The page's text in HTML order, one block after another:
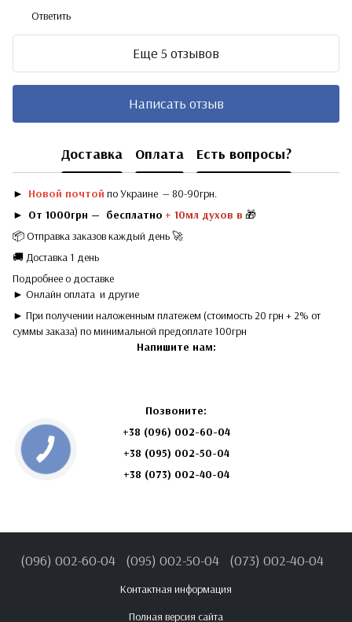
Ответить
Еще 5 отзывов
Написать отзыв
Доставка Оплата Есть вопросы?
► Новой почтой по Украине — 80-90грн.
► От 1000грн — бесплатно + 10мл духов в 🎁
📦 Отправка заказов каждый день 🚀
🚚 Доставка 1 день
Подробнее о доставке
► Онлайн оплата и другие
► При получении наложенным платежем (стоимость 20 грн + 2% от
суммы заказа) по минимальной предоплате 100грн
Напишите нам:
Позвоните:
+38 (096) 002-60-04
+38 (095) 002-50-04
+38 (073) 002-40-04
(096) 002-60-04 (095) 002-50-04 (073) 002-40-04
Контактная информация
Полная версия сайта